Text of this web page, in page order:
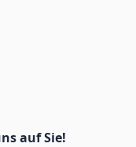
auf Sie!